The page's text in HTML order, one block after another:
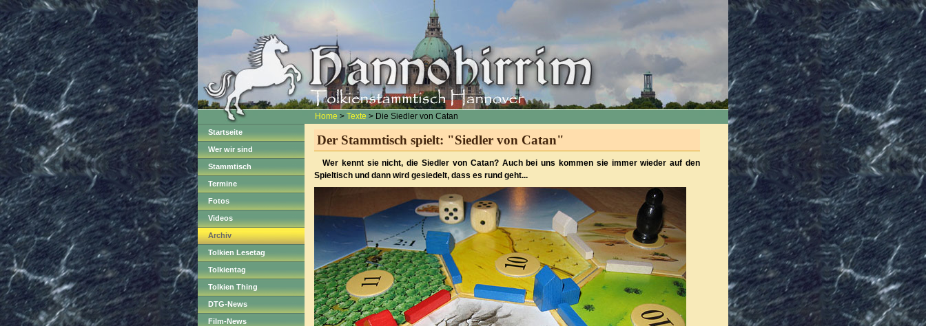
Home > Texte > Die Siedler von Catan
Startseite
Wer wir sind
Stammtisch
Termine
Fotos
Videos
Archiv
Tolkien Lesetag
Tolkientag
Tolkien Thing
DTG-News
Film-News
Der Stammtisch spielt: "Siedler von Catan"
Wer kennt sie nicht, die Siedler von Catan? Auch bei uns kommen sie immer wieder auf den
Spieltisch und dann wird gesiedelt, dass es rund geht...